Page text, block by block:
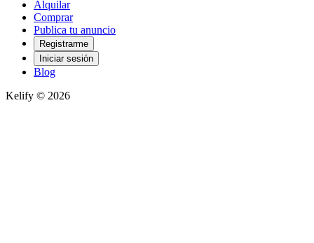
Alquilar
Comprar
Publica tu anuncio
Registrarme
Iniciar sesión
Blog
Kelify © 2026